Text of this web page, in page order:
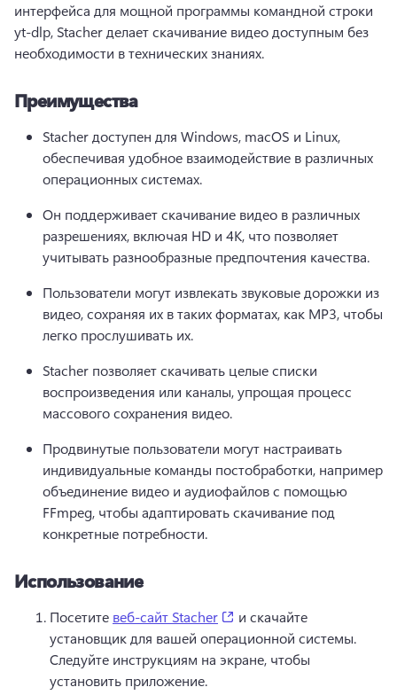
интерфейса для мощной программы командной строки
yt-dlp, Stacher делает скачивание видео доступным без
необходимости в технических знаниях.
Преимущества
Stacher доступен для Windows, macOS и Linux,
обеспечивая удобное взаимодействие в различных
операционных системах.
Он поддерживает скачивание видео в различных
разрешениях, включая HD и 4K, что позволяет
учитывать разнообразные предпочтения качества.
Пользователи могут извлекать звуковые дорожки из
видео, сохраняя их в таких форматах, как MP3, чтобы
легко прослушивать их.
Stacher позволяет скачивать целые списки
воспроизведения или каналы, упрощая процесс
массового сохранения видео.
Продвинутые пользователи могут настраивать
индивидуальные команды постобработки, например
объединение видео и аудиофайлов с помощью
FFmpeg, чтобы адаптировать скачивание под
конкретные потребности.
Использование
Посетите веб-сайт Stacher (opens in a new tab)
и скачайте
Следуйте инструкциям на экране, чтобы
установить приложение.